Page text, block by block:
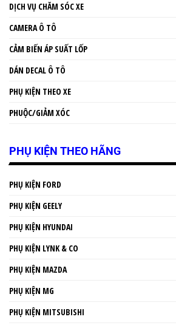
DỊCH VỤ CHĂM SÓC XE
CAMERA Ô TÔ
CẢM BIẾN ÁP SUẤT LỐP
DÁN DECAL Ô TÔ
PHỤ KIỆN THEO XE
PHUỘC/GIẢM XÓC
PHỤ KIỆN THEO HÃNG
PHỤ KIỆN FORD
PHỤ KIỆN GEELY
PHỤ KIỆN HYUNDAI
PHỤ KIỆN LYNK & CO
PHỤ KIỆN MAZDA
PHỤ KIỆN MG
PHỤ KIỆN MITSUBISHI